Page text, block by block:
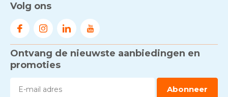
Volg ons
Ontvang de nieuwste aanbiedingen en
promoties
Abonneer